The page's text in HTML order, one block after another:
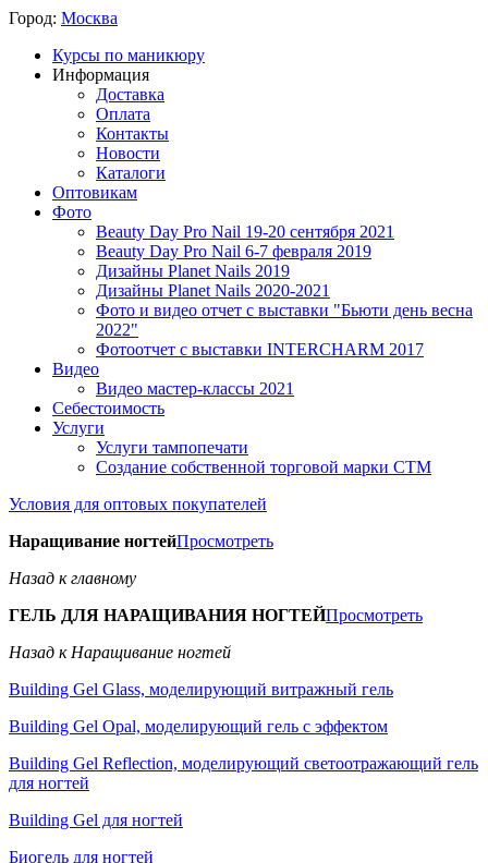
Город: Москва
Курсы по маникюру
Информация
Доставка
Оплата
Контакты
Новости
Каталоги
Оптовикам
Фото
Beauty Day Pro Nail 19-20 сентября 2021
Beauty Day Pro Nail 6-7 февраля 2019
Дизайны Planet Nails 2019
Дизайны Planet Nails 2020-2021
Фото и видео отчет с выставки "Бьюти день весна
2022"
Фотоотчет с выставки INTERCHARM 2017
Видео
Видео мастер-классы 2021
Себестоимость
Услуги
Услуги тампопечати
Создание собственной торговой марки СТМ
Условия для оптовых покупателей
Наращивание ногтейПросмотреть
Назад к главному
ГЕЛЬ ДЛЯ НАРАЩИВАНИЯ НОГТЕЙПросмотреть
Назад к Наращивание ногтей
Building Gel Glass, моделирующий витражный гель
Building Gel Opal, моделирующий гель с эффектом
Building Gel Reflection, моделирующий светоотражающий гель
для ногтей
Building Gel для ногтей
Биогель для ногтей